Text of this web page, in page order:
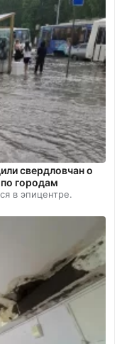
свердловчан о
по городам
в эпицентре.